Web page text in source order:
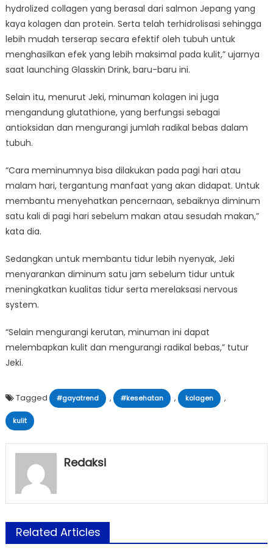
hydrolized collagen yang berasal dari salmon Jepang yang
kaya kolagen dan protein. Serta telah terhidrolisasi sehingga
lebih mudah terserap secara efektif oleh tubuh untuk
menghasilkan efek yang lebih maksimal pada kulit,” ujarnya
saat launching Glasskin Drink, baru-baru ini.
Selain itu, menurut Jeki, minuman kolagen ini juga
mengandung glutathione, yang berfungsi sebagai
antioksidan dan mengurangi jumlah radikal bebas dalam
tubuh.
“Cara meminumnya bisa dilakukan pada pagi hari atau
malam hari, tergantung manfaat yang akan didapat. Untuk
membantu menyehatkan pencernaan, sebaiknya diminum
satu kali di pagi hari sebelum makan atau sesudah makan,”
kata dia.
Sedangkan untuk membantu tidur lebih nyenyak, Jeki
menyarankan diminum satu jam sebelum tidur untuk
meningkatkan kualitas tidur serta merelaksasi nervous
system.
“Selain mengurangi kerutan, minuman ini dapat
melembapkan kulit dan mengurangi radikal bebas,” tutur
Jeki.
Tagged #gayatrend , #kesehatan , kolagen ,
kulit
Redaksi
Related Articles